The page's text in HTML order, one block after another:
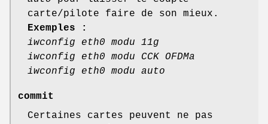
carte/pilote faire de son mieux.
Exemples :
iwconfig eth0 modu 11g
iwconfig eth0 modu CCK OFDMa
iwconfig eth0 modu auto
commit
Certaines cartes peuvent ne pas